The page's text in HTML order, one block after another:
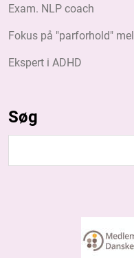
Exam. NLP coach
Fokus på "parforhold"
Ekspert i ADHD
Søg